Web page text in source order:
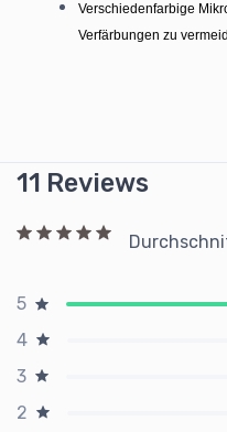
Verschiedenfarbige
Verfärbungen zu
11 Reviews
5
4
3
2